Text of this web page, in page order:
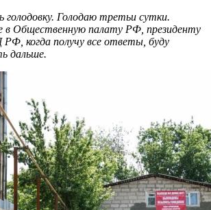
голодовку. Голодаю третьи сутки.
в Общественную палату РФ, президенту
когда получу все ответы, буду
дальше.